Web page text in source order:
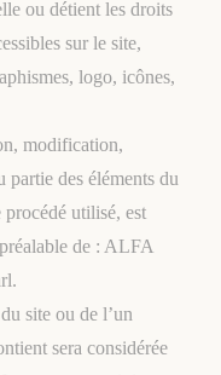
ou détient les droits
sur le site,
logo, icônes,
modification,
des éléments du
utilisé, est
de : ALFA
site ou de l’un
sera considérée